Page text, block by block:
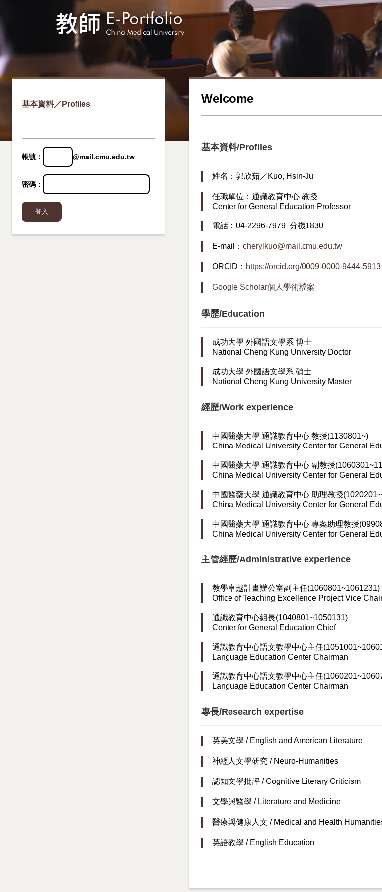
Welcome
基本資料/Profiles
姓名：郭欣茹／Kuo, Hsin-Ju
任職單位：通識教育中心 教授
Center for General Education Professor
電話：04-2296-7979 分機1830
E-mail： cherylkuo@mail.cmu.edu.tw
ORCID： https://orcid.org/0009-0000-9444-5913
Google Scholar個人學術檔案
學歷/Education
成功大學 外國語文學系 博士
National Cheng Kung University Doctor
成功大學 外國語文學系 碩士
National Cheng Kung University Master
經歷/Work experience
中國醫藥大學 通識教育中心 教授(1130801~)
China Medical University Center for General
中國醫藥大學 通識教育中心 副教授
China Medical University Center for General
中國醫藥大學 通識教育中心 助理教授
China Medical University Center for General
中國醫藥大學 通識教育中心 專案助理教授
China Medical University Center for General
主管經歷/Administrative experience
教學卓越計畫辦公室副主任(1060801~1061231)
Office of Teaching Excellence Project Vice
通識教育中心組長(1040801~1050131)
Center for General Education Chief
通識教育中心語文教學中心主任
Language Education Center Chairman
通識教育中心語文教學中心主任
Language Education Center Chairman
專長/Research expertise
英美文學 / English and American Literature
神經人文學研究 / Neuro-Humanities
認知文學批評 / Cognitive Literary Criticism
文學與醫學 / Literature and Medicine
醫療與健康人文 / Medical and Health
英語教學 / English Education
基本資料／Profiles
帳號： @mail.cmu.edu.tw
密碼：